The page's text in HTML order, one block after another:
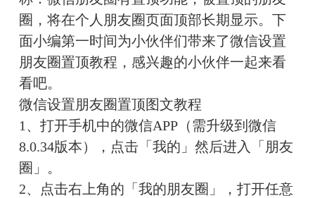
圈，将在个人朋友圈页面顶部长期显示。下
面小编第一时间为小伙伴们带来了微信设置
朋友圈置顶教程，感兴趣的小伙伴一起来看
看吧。
微信设置朋友圈置顶图文教程
1、打开手机中的微信APP（需升级到微信
8.0.34版本），点击「我的」然后进入「朋友
圈」。
2、点击右上角的「我的朋友圈」，打开任意